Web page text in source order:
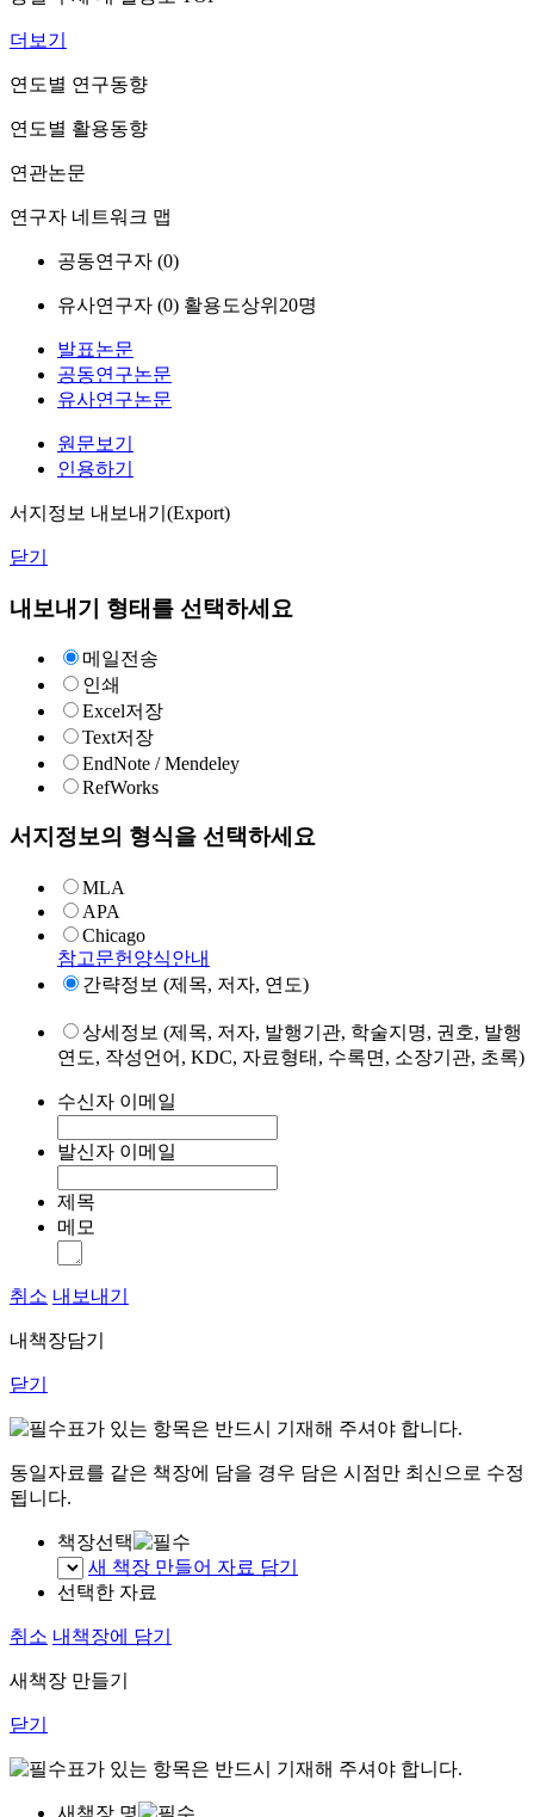
더보기
연도별 연구동향
연도별 활용동향
연관논문
연구자 네트워크 맵
공동연구자 (0)
유사연구자 (0) 활용도상위20명
발표논문
공동연구논문
유사연구논문
원문보기
인용하기
서지정보 내보내기(Export)
닫기
내보내기 형태를 선택하세요
메일전송
인쇄
Excel저장
Text저장
EndNote / Mendeley
RefWorks
서지정보의 형식을 선택하세요
MLA
APA
Chicago
참고문헌양식안내
간략정보 (제목, 저자, 연도)
상세정보 (제목, 저자, 발행기관, 학술지명, 권호, 발행
연도, 작성언어, KDC, 자료형태, 수록면, 소장기관, 초록)
수신자 이메일
발신자 이메일
제목
메모
취소 내보내기
내책장담기
닫기
표가 있는 항목은 반드시 기재해 주셔야 합니다.
동일자료를 같은 책장에 담을 경우 담은 시점만 최신으로 수정
됩니다.
책장선택
새 책장 만들어 자료 담기
선택한 자료
취소 내책장에 담기
새책장 만들기
닫기
표가 있는 항목은 반드시 기재해 주셔야 합니다.
새책장 명